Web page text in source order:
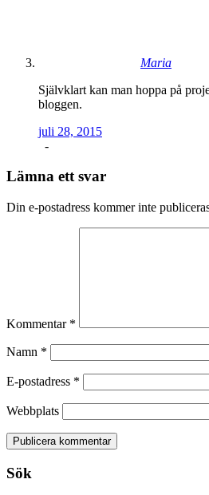
Maria
Självklart kan man hoppa på
bloggen.
juli 28, 2015
-
Lämna ett svar
Din e-postadress kommer inte
Kommentar *
Namn *
E-postadress *
Webbplats
Sök